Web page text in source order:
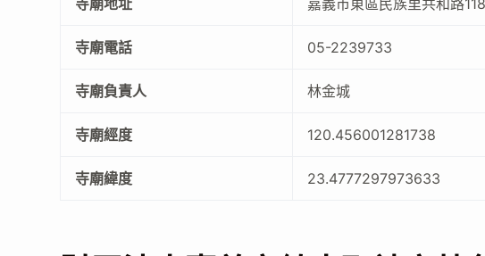
寺廟電話 05-2239733
寺廟負責人 林金城
寺廟經度 120.456001281738
寺廟緯度 23.4777297973633